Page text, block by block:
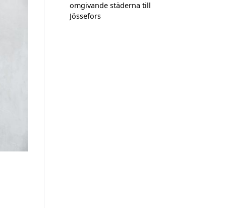
omgivande städerna till
Jössefors